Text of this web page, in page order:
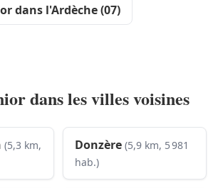
dans l'Ardèche (07)
dans les villes voisines
(5,3 km,
Donzère (5,9 km, 5 981
hab.)